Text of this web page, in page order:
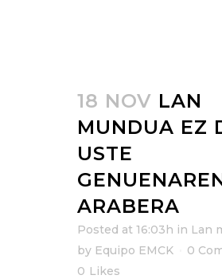
18 NOV LAN
MUNDUA EZ
USTE
ARABERA
Posted at 16:03h in Lan
by Equipo EMCK
0
0 Likes